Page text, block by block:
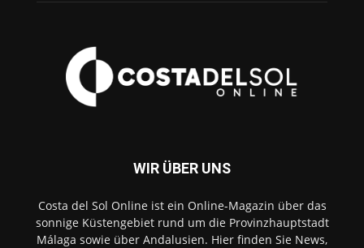
WIR ÜBER UNS
Costa del Sol Online ist ein Online-Magazin über das
sonnige Küstengebiet rund um die Provinzhauptstadt
Málaga sowie über Andalusien. Hier finden Sie News,